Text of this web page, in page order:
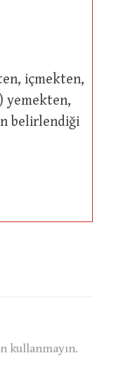
yemekten,
belirlendiği
kullanmayın.